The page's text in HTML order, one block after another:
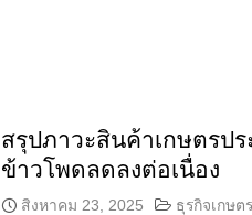
สรุปภาวะสินค้าเกษตรป
ข้าวโพดลดลงต่อเนื่อง
สิงหาคม 23, 2025 ธุรกิจเกษตร